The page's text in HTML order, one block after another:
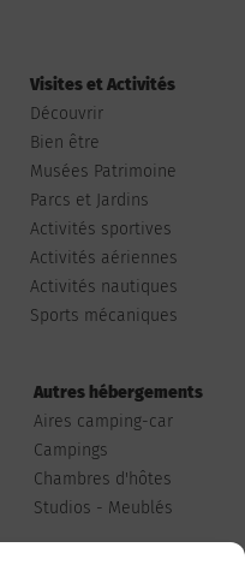
Visites et Activités
Découvrir
Bien être
Musées Patrimoine
Parcs et Jardins
Activités sportives
Activités aériennes
Activités nautiques
Sports mécaniques
Autres hébergements
Aires camping-car
Campings
Chambres d'hôtes
Studios - Meublés